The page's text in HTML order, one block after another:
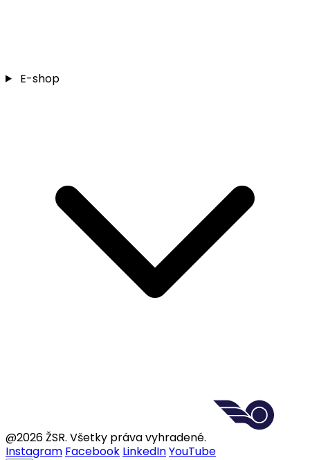
E-shop
@2026 ŽSR. Všetky práva vyhradené.
Instagram Facebook LinkedInYouTube